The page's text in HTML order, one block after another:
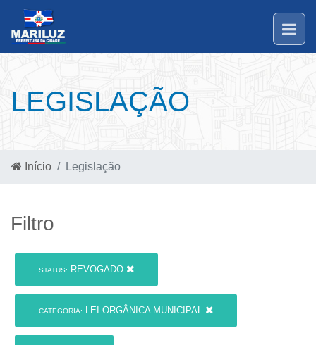
LEGISLAÇÃO
Início Legislação
Filtro
STATUS: REVOGADO
CATEGORIA: LEI ORGÂNICA MUNICIPAL